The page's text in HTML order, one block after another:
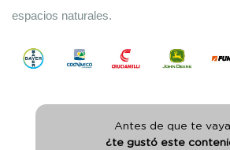
espacios naturales.
Antes de que te
¿te gustó este